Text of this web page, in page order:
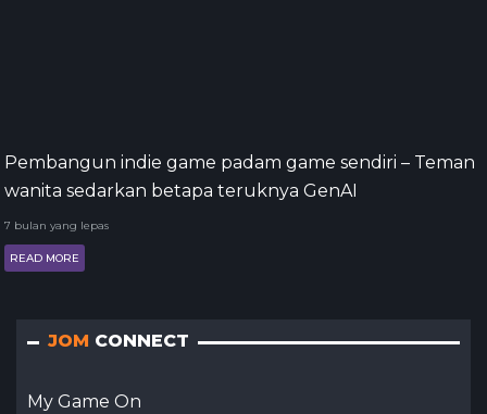
Pembangun indie game padam game sendiri – Teman
wanita sedarkan betapa teruknya GenAI
7 bulan yang lepas
READ MORE
JOM CONNECT
My Game On